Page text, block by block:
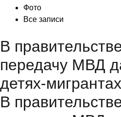
Фото
Все записи
В
передачу МВД
детях-
В